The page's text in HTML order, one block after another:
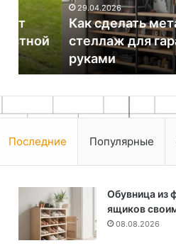
своими
руками
29.04.2026
Как сделать
стеллаж для гаража
руками
Последние Популярные
Обувница из
ящиков
08.08.2026